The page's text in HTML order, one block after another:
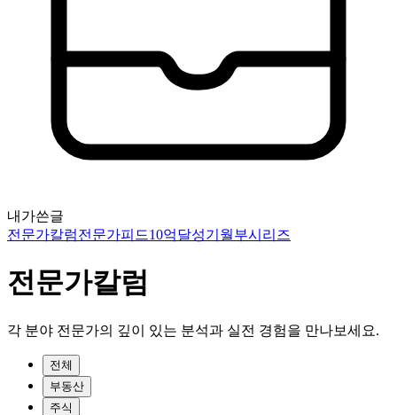
내가쓴글
전문가칼럼전문가피드10억달성기 월부시리즈
전문가칼럼
각 분야 전문가의 깊이 있는 분석과 실전 경험을 만나보세요.
전체
부동산
주식